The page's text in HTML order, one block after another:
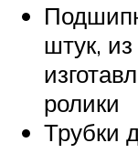
штук,
ролики
Трубки